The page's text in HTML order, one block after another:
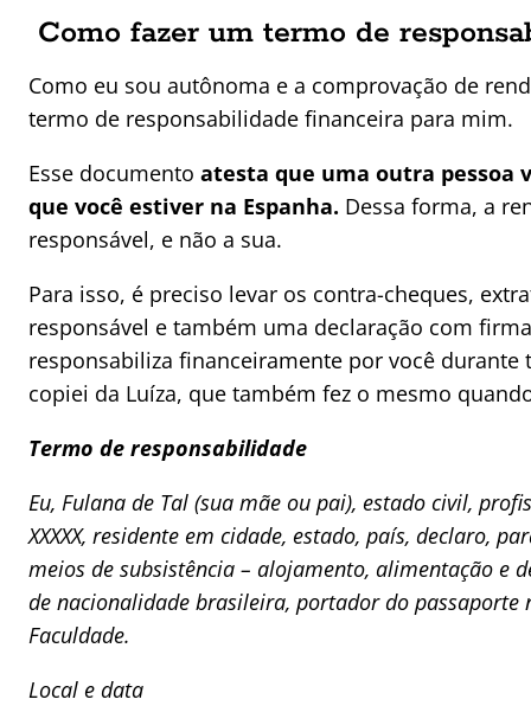
Como fazer um termo de
Como eu sou autônoma e a comprovação de
termo de responsabilidade financeira para mim.
Esse documento atesta que uma outra pessoa
que você estiver na Espanha. Dessa forma, a
responsável, e não a sua.
Para isso, é preciso levar os contra-cheques,
responsável e também uma declaração com
responsabiliza financeiramente por você
copiei da Luíza, que também fez o mesmo
Termo de responsabilidade
Eu, Fulana de Tal (sua mãe ou pai), estado civil,
XXXXX, residente em cidade, estado, país, declaro,
meios de subsistência – alojamento, alimentação e
de nacionalidade brasileira, portador do passaporte
Faculdade.
Local e data